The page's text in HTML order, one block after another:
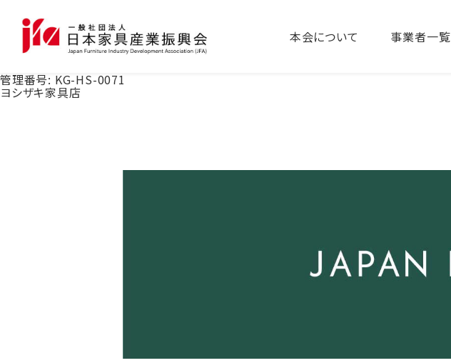
本会について 事業者一覧
管理番号: KG-HS-0071
ヨシザキ家具店